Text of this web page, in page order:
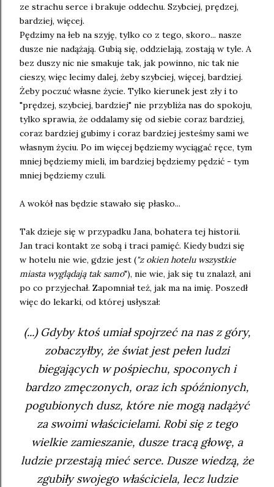
ze strachu serce i brakuje oddechu. Szybciej, prędzej,
bardziej, więcej.
Pędzimy na łeb na szyję, tylko co z tego, skoro... nasze
dusze nie nadążają. Gubią się, oddzielają, zostają w tyle. A
bez duszy nic nie smakuje tak, jak powinno, nic tak nie
cieszy, więc lecimy dalej, żeby szybciej, więcej, bardziej.
Żeby poczuć własne życie. Tylko kierunek jest zły i to
"prędzej, szybciej, bardziej" nie przybliża nas do spokoju,
tylko sprawia, że oddalamy się od siebie coraz bardziej,
coraz bardziej gubimy i coraz bardziej jesteśmy sami we
własnym życiu. Po im więcej będziemy wyciągać ręce, tym
mniej będziemy mieli, im bardziej będziemy pędzić - tym
mniej będziemy czuli.
A wokół nas będzie stawało się płasko...
Tak dzieje się w przypadku Jana, bohatera tej historii.
Jan traci kontakt ze sobą i traci pamięć. Kiedy budzi się
w hotelu nie wie, gdzie jest ("z okien hotelu wszystkie
miasta wyglądają tak samo"), nie wie, jak się tu znalazł, ani
po co przyjechał. Zapomniał też, jak ma na imię. Poszedł
więc do lekarki, od której usłyszał:
(...) Gdyby ktoś umiał spojrzeć na nas z góry,
zobaczyłby, że świat jest pełen ludzi
biegających w pośpiechu, spoconych i
bardzo zmęczonych, oraz ich spóźnionych,
pogubionych dusz, które nie mogą nadążyć
za swoimi właścicielami. Robi się z tego
wielkie zamieszanie, dusze tracą głowę, a
ludzie przestają mieć serce. Dusze wiedzą, że
zgubiły swojego właściciela, lecz ludzie